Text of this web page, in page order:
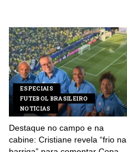
ESPECIAIS
FUTEBOL BRASILEIRO
NOTÍCIAS
Destaque no campo e na
cabine: Cristiane revela “frio na